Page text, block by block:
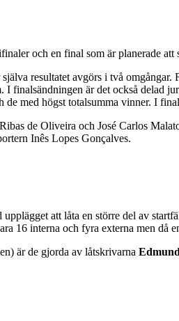
och en final som är planerade att
själva resultatet avgörs i två
I finalsändningen är det också
med högst totalsumma vinner. I
de Oliveira och José Carlos
Inês Lopes Gonçalves.
att låta en större del av
16 interna och fyra externa men då
är de gjorda av låtskrivarna